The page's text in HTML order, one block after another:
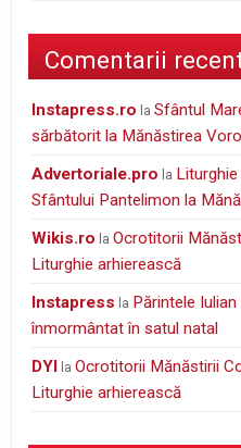
Comentarii
instapress.ro laSfântul
sărbătorit la Mănăstirea
Advertoriale.pro la
Sfântului Pantelimon la
wikis.ro laOcrotitorii
Liturghie arhierească
Instapress la Părintele
înmormântat în satul natal
DYI
laOcrotitorii Mănăstirii
Liturghie arhierească